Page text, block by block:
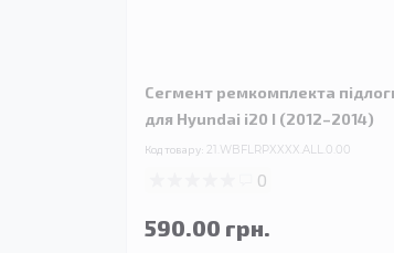
Сегмент ремкомплекта
для Hyundai i20 I (2012–2014)
Код товару: 21.WBFLRPXXXX.ALL.0.00
0
590.00 грн.